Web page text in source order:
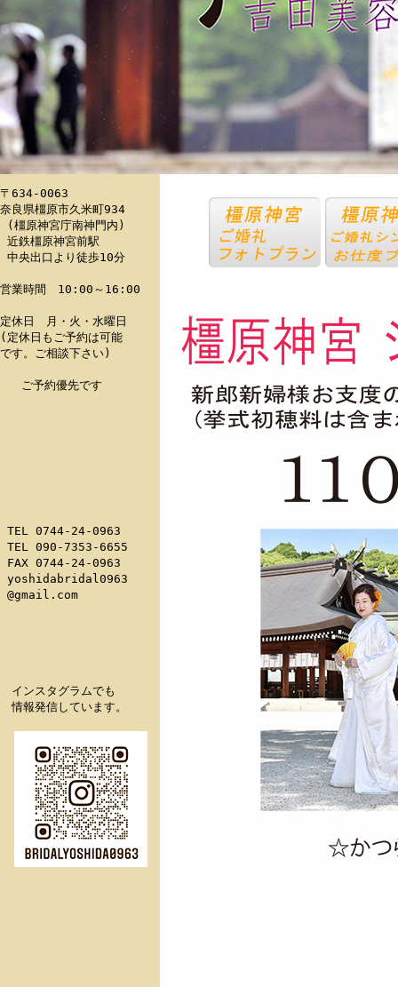
〒634-0063
奈良県橿原市久米町934
(橿原神宮庁南神門内)
近鉄橿原神宮前駅
中央出口より徒歩10分
営業時間　10:00～16:00
定休日　月・火・水曜日
(定休日もご予約は可能
です。ご相談下さい)
   ご予約優先です
TEL 0744-24-0963
TEL 090-7353-6655
FAX 0744-24-0963
yoshidabridal0963
@gmail.com
インスタグラムでも
情報発信しています。